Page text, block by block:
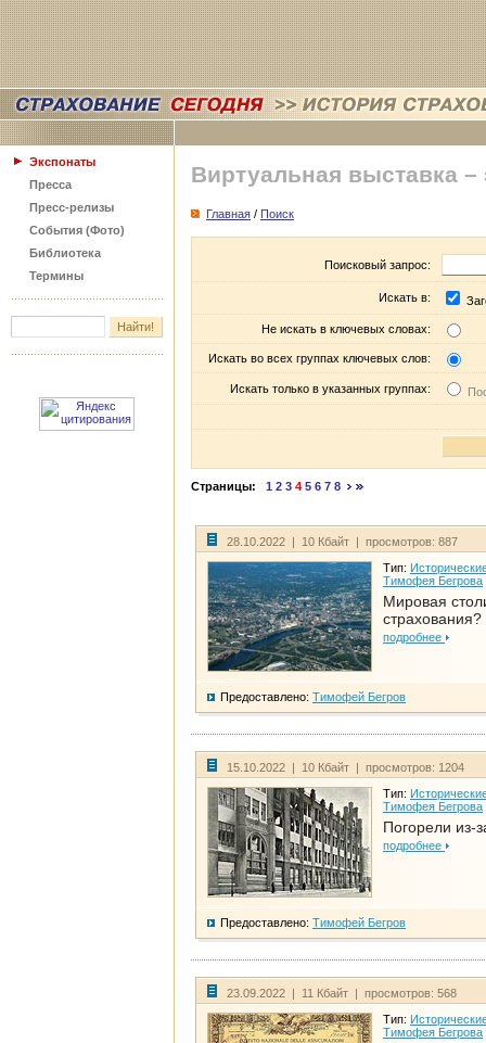
Экспонаты
Пресса
Пресс-релизы
События (Фото)
Библиотека
Термины
Виртуальная выставка –
Главная / Поиск
Поисковый запрос:
Искать в:
Не искать в ключевых словах:
Искать во всех группах ключевых слов:
Искать только в указанных группах:
Страницы: 1 2 3 4 5 6 7 8
28.10.2022 | 10 Кбайт | просмотров: 887
Тип:
Тимофея Бегрова
Мировая
страхования?
подробнее
Предоставлено: Тимофей Бегров
15.10.2022 | 10 Кбайт | просмотров: 1204
Тип:
Тимофея Бегрова
Погорели из-
подробнее
Предоставлено: Тимофей Бегров
23.09.2022 | 11 Кбайт | просмотров: 568
Тип:
Тимофея Бегрова